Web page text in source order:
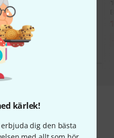
kärlek!
dig den bästa
Yamaha
4 499 kr